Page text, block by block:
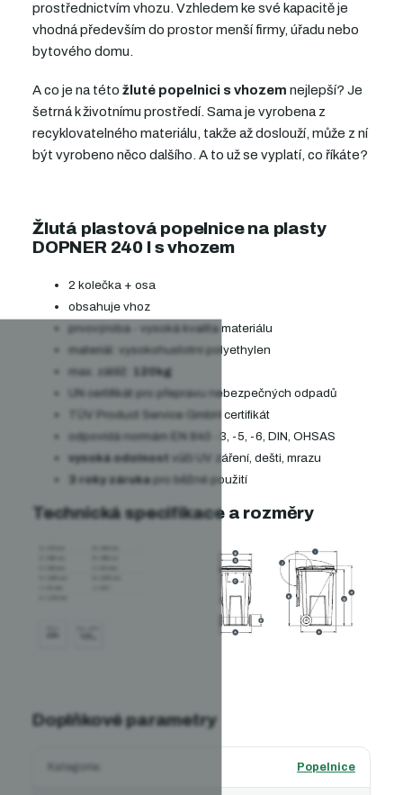
prostřednictvím vhozu. Vzhledem ke své kapacitě je
vhodná především do prostor menší firmy, úřadu nebo
bytového domu.
A co je na této žluté popelnici s vhozem nejlepší? Je
šetrná k životnímu prostředí. Sama je vyrobena z
recyklovatelného materiálu, takže až doslouží, může z ní
být vyrobeno něco dalšího. A to už se vyplatí, co říkáte?
Žlutá plastová popelnice na plasty
DOPNER 240 l s vhozem
2 kolečka + osa
obsahuje vhoz
prvovýroba - vysoká kvalita materiálu
materiál: vysokohustotní polyethylen
max. zátěž:
120kg
UN certifikát pro přepravu nebezpečných odpadů
TÜV Product Service GmbH certifikát
odpovídá normám EN 840 -3, -5, -6, DIN, OHSAS
vysoká odolnost vůči UV záření, dešti, mrazu
3 roky zárukapro běžné použití
Technická specifikace a rozměry
Doplňkové parametry
Kategorie Popelnice